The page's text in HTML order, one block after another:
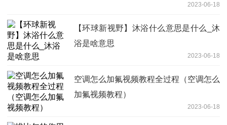
2023-06-18
【环球新视野】沐浴什么意思是什么_沐
浴是啥意思
2023-06-18
空调怎么加氟视频教程全过程（空调怎么
加氟视频教程）
2023-06-18